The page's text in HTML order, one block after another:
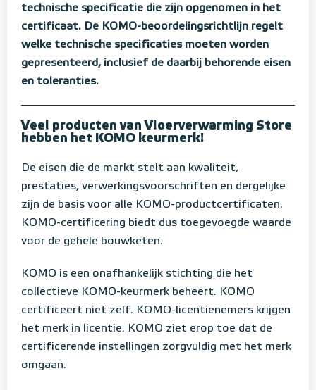
technische specificatie die zijn opgenomen in het
certificaat. De KOMO-beoordelingsrichtlijn regelt
welke technische specificaties moeten worden
gepresenteerd, inclusief de daarbij behorende eisen
en toleranties.
Veel producten van Vloerverwarming Store
hebben het KOMO keurmerk!
De eisen die de markt stelt aan kwaliteit,
prestaties, verwerkingsvoorschriften en dergelijke
zijn de basis voor alle KOMO-productcertificaten.
KOMO-certificering biedt dus toegevoegde waarde
voor de gehele bouwketen.
KOMO is een onafhankelijk stichting die het
collectieve KOMO-keurmerk beheert. KOMO
certificeert niet zelf. KOMO-licentienemers krijgen
het merk in licentie. KOMO ziet erop toe dat de
certificerende instellingen zorgvuldig met het merk
omgaan.